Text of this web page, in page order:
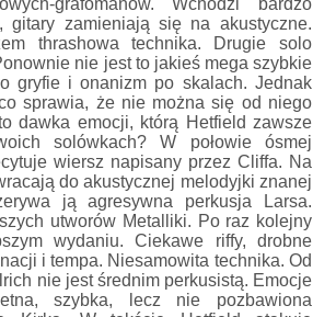
grafomanów. Wchodzi bardzo
gitary zamieniają się na akustyczne.
thrashowa technika. Drugie solo
nie jest to jakieś mega szybkie
gryfie i onanizm po skalach. Jednak
sprawia, że nie można się od niego
dawka emocji, którą Hetfield zawsze
solówkach? W połowie ósmej
wiersz napisany przez Cliffa. Na
do akustycznej melodyjki znanej
ją agresywna perkusja Larsa.
utworów Metalliki. Po raz kolejny
wydaniu. Ciekawe riffy, drobne
i tempa. Niesamowita technika. Od
nie jest średnim perkusistą. Emocje
szybka, lecz nie pozbawiona